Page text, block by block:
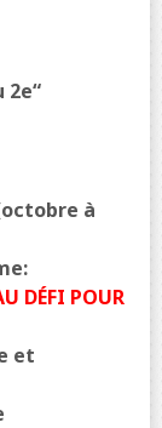
2e“
à
DÉFI POUR
et